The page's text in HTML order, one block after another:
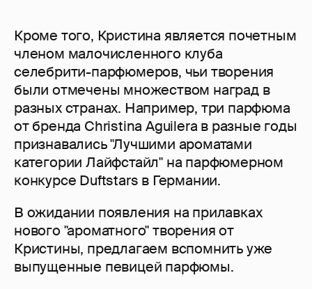
Кроме того, Кристина является почетным
членом малочисленного клуба
селебрити-парфюмеров, чьи творения
были отмечены множеством наград в
разных странах. Например, три парфюма
от бренда Christina Aguilera в разные годы
признавались "Лучшими ароматами
категории Лайфстайл" на парфюмерном
конкурсе Duftstars в Германии.
В ожидании появления на прилавках
нового "ароматного" творения от
Кристины, предлагаем вспомнить уже
выпущенные певицей парфюмы.